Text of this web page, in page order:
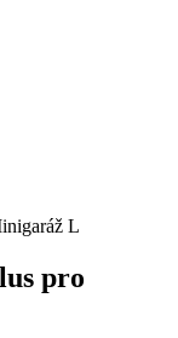
L
pro